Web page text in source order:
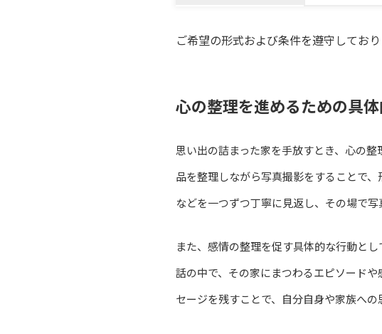
ご希望の形式および条件を遵守してお
心の整理を進めるための具
思い出の詰まった家を手放すとき、心の
品を整理しながら写真撮影をすることで
などを一つずつ丁寧に見返し、その場で
また、感情の整理を促す具体的な行動と
話の中で、その家にまつわるエピソード
セージを残すことで、自分自身や家族への